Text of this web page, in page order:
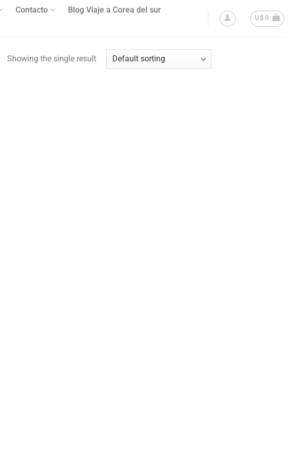
Contacto Blog Viaje a Corea del sur
U$0
Showing the single result